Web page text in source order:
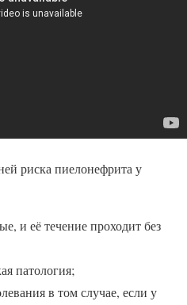
риска пиелонефрита у
и её течение проходит без
патология;
в том случае, если у